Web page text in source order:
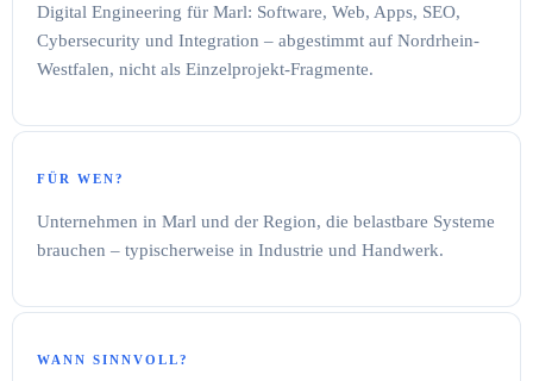
Digital Engineering für Marl: Software, Web, Apps, SEO,
Cybersecurity und Integration – abgestimmt auf Nordrhein-
Westfalen, nicht als Einzelprojekt-Fragmente.
FÜR WEN?
Unternehmen in Marl und der Region, die belastbare Systeme
brauchen – typischerweise in Industrie und Handwerk.
WANN SINNVOLL?